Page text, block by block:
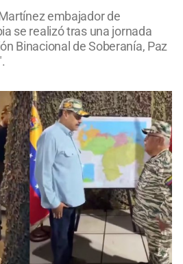
embajador de
se realizó tras una jornada
Binacional de Soberanía, Paz